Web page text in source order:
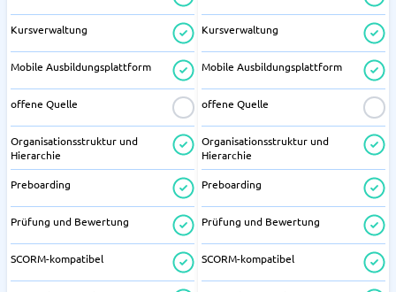
Kursverwaltung
Mobile Ausbildungsplattform
offene Quelle
Organisationsstruktur und
Hierarchie
Preboarding
Prüfung und Bewertung
SCORM-kompatibel
Kursverwaltung
Mobile Ausbildungsplattform
offene Quelle
Organisationsstruktur und
Hierarchie
Preboarding
Prüfung und Bewertung
SCORM-kompatibel